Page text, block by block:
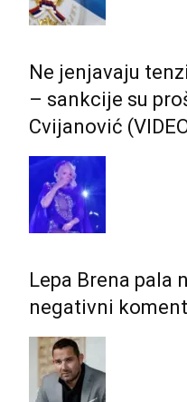
Ne jenjavaju
– sankcije su
Cvijanović
Lepa Brena pala
negativni